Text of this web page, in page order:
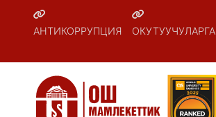
АНТИКОРРУПЦИЯ ОКУТУУЧУЛАРГА